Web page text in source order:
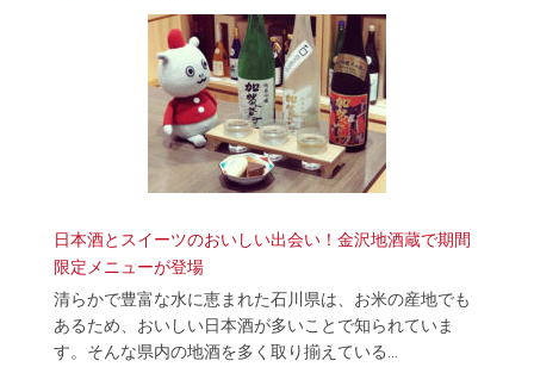
日本酒とスイーツのおいしい出会い！金沢地酒蔵で期間
限定メニューが登場
清らかで豊富な水に恵まれた石川県は、お米の産地でも
あるため、おいしい日本酒が多いことで知られていま
す。そんな県内の地酒を多く取り揃えている…